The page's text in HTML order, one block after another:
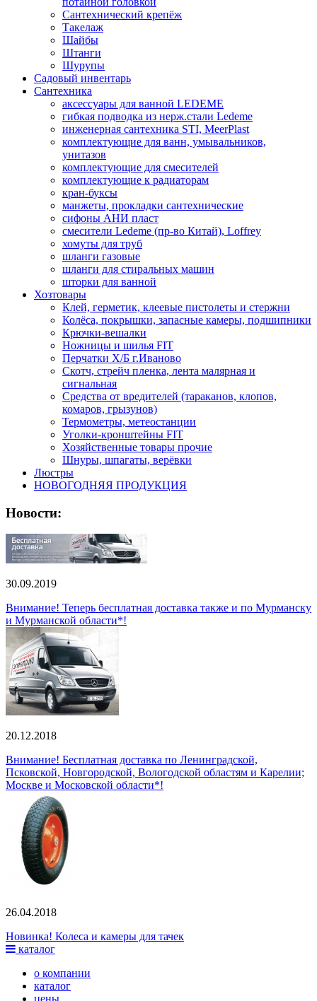
Сантехнический крепёж
Такелаж
Шайбы
Штанги
Шурупы
Садовый инвентарь
Сантехника
аксессуары для ванной LEDEME
гибкая подводка из нерж.стали Ledeme
инженерная сантехника STI, MeerPlast
комплектующие для ванн, умывальников,
унитазов
комплектующие для смесителей
комплектующие к радиаторам
кран-буксы
манжеты, прокладки сантехнические
сифоны АНИ пласт
смесители Ledeme (пр-во Китай), Loffrey
хомуты для труб
шланги газовые
шланги для стиральных машин
шторки для ванной
Хозтовары
Клей, герметик, клеевые пистолеты и стержни
Колёса, покрышки, запасные камеры, подшипники
Крючки-вешалки
Ножницы и шилья FIT
Перчатки Х/Б г.Иваново
Скотч, стрейч пленка, лента малярная и
сигнальная
Средства от вредителей (тараканов, клопов,
комаров, грызунов)
Термометры, метеостанции
Уголки-кронштейны FIT
Хозяйственные товары прочие
Шнуры, шпагаты, верёвки
Люстры
НОВОГОДНЯЯ ПРОДУКЦИЯ
Новости:
30.09.2019
Внимание! Теперь бесплатная доставка также и по Мурманску
и Мурманской области*!
20.12.2018
Внимание! Бесплатная доставка по Ленинградской,
Псковской, Новгородской, Вологодской областям и Карелии;
Москве и Московской области*!
26.04.2018
Новинка! Колеса и камеры для тачек
каталог
о компании
каталог